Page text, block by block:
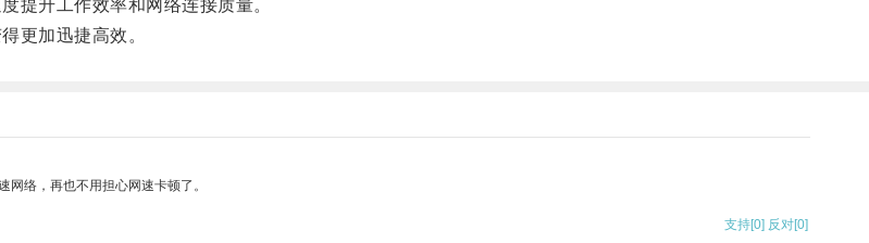
升工作效率和网络连接质量。
更加迅捷高效。
络，再也不用担心网速卡顿了。
支持[0] 反对[0]